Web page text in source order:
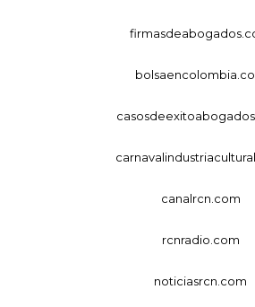
canalrcn.com
rcnradio.com
noticiasrcn.com